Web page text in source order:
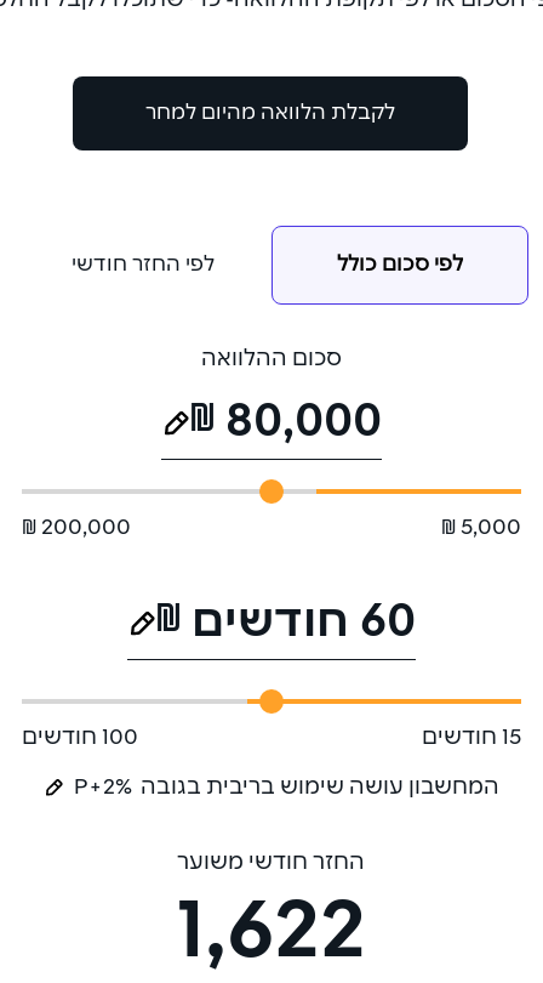
לקבלת הלוואה מהיום למחר
לפי סכום כולל לפי החזר חודשי
סכום ההלוואה
₪ 80,000
200,000 ₪ 5,000 ₪
₪ 60 חודשים
100 חודשים 15 חודשים
המחשבון עושה שימוש בריבית בגובה P+2%
החזר חודשי משוער
1,622